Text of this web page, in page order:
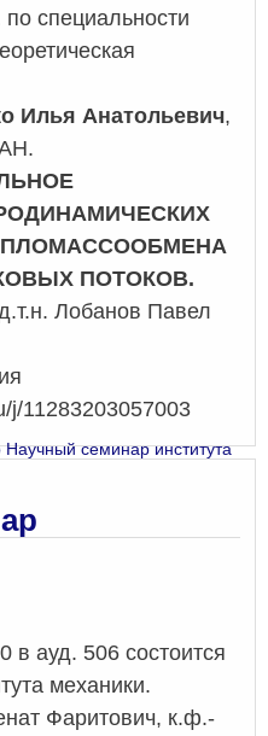
по специальности
Илья Анатольевич,
ПОТОКОВ.
Лобанов Павел
j/11283203057003
семинар института
в ауд. 506 состоится
механики.
Фаритович, к.ф.-